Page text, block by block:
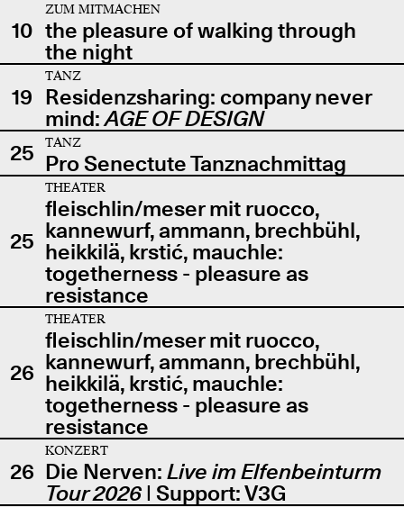
10
ZUM MITMACHEN
the pleasure of walking through
the night
19
TANZ
Residenzsharing: company never
mind:AGE OF DESIGN
25
TANZ
Pro Senectute Tanznachmittag
25
THEATER
fleischlin/meser mit ruocco,
kannewurf, ammann, brechbühl,
heikkilä, krstić, mauchle:
togetherness - pleasure as
resistance
26
THEATER
fleischlin/meser mit ruocco,
kannewurf, ammann, brechbühl,
heikkilä, krstić, mauchle:
togetherness - pleasure as
resistance
26
KONZERT
Die Nerven: Live im Elfenbeinturm
Tour 2026| Support: V3G